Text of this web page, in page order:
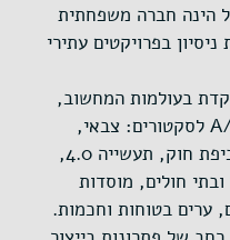
הינה חברה משפחתית
ניסיון בפרויקטים עתירי
בעולמות המחשוב,
תקשורת, A/V לסקטורים: צבאי,
ממשלתי, אכיפת חוק, תעשייה 4.0,
ובתי חולים, מוסדות
ערים בטוחות וחכמות.